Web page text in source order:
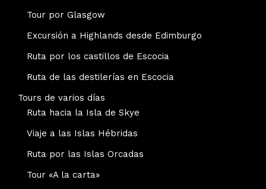
Tour por Glasgow
Excursión a Highlands desde Edimburgo
Ruta por los castillos de Escocia
Ruta de las destilerías en Escocia
Tours de varios días
Ruta hacia la Isla de Skye
Viaje a las Islas Hébridas
Ruta por las Islas Orcadas
Tour «A la carta»